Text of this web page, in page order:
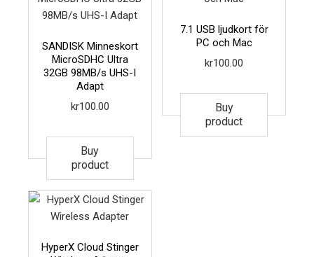
SANDISK Minneskort
MicroSDHC Ultra
32GB 98MB/s UHS-I
Adapt
kr100.00
Buy
product
7.1 USB ljudkort för
PC och Mac
kr100.00
Buy
product
HyperX Cloud Stinger